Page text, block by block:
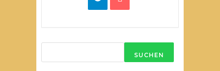
SUCHEN